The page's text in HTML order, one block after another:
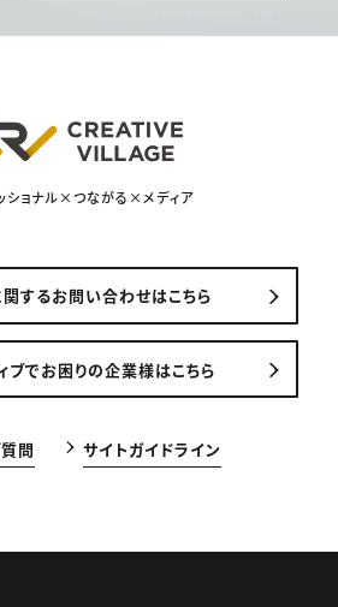
ショナル×つながる×メディア
するお問い合わせはこちら
ブでお困りの企業様はこちら
問 サイトガイドライン